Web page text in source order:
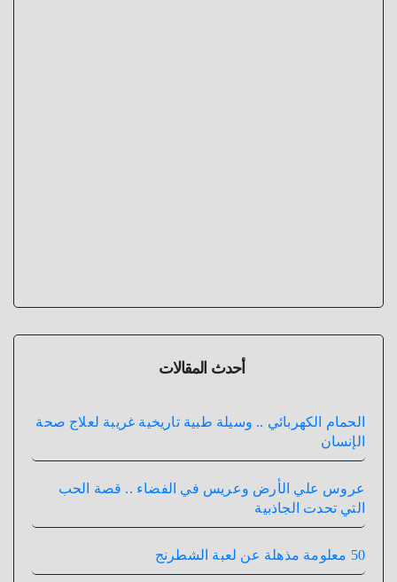
أحدث المقالات
الحمام الكهربائي .. وسيلة طبية تاريخية غريبة لعلاج صحة
الإنسان
عروس علي الأرض وعريس في الفضاء .. قصة الحب
التي تحدت الجاذبية
50 معلومة مذهلة عن لعبة الشطرنج